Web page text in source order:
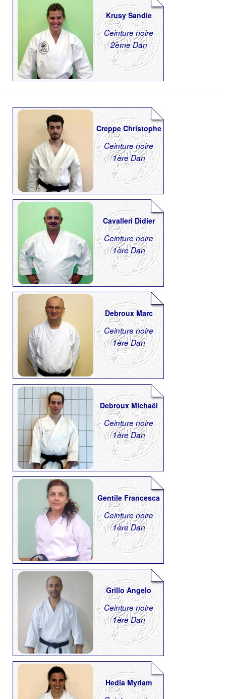
Krusy Sandie
Ceinture noire
2ème Dan
Creppe Christophe
Ceinture noire
1ère Dan
Cavalleri Didier
Ceinture noire
1ère Dan
Debroux Marc
Ceinture noire
1ère Dan
Debroux Michaël
Ceinture noire
1ère Dan
Gentile Francesca
Ceinture noire
1ère Dan
Grillo Angelo
Ceinture noire
1ère Dan
Hedia Myriam